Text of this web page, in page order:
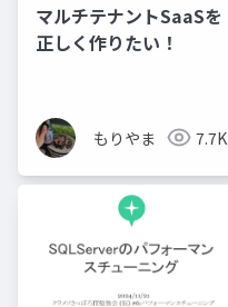
マルチテナントSaaSを
正しく作りたい！
もりやま 7.7K